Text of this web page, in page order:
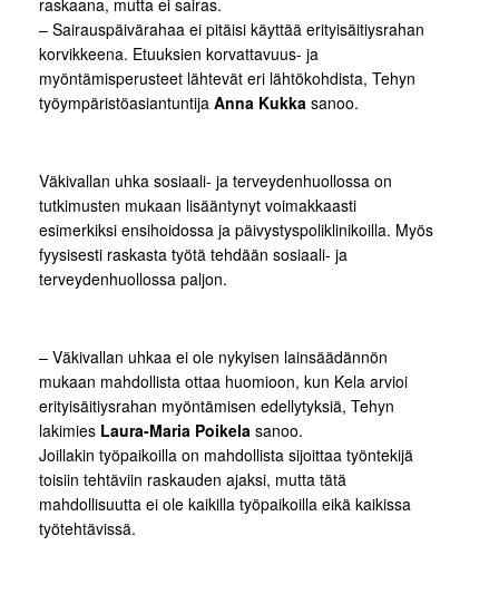
raskaana, mutta ei sairas.
– Sairauspäivärahaa ei pitäisi käyttää erityisäitiysrahan
korvikkeena. Etuuksien korvattavuus- ja
myöntämisperusteet lähtevät eri lähtökohdista, Tehyn
työympäristöasiantuntija Anna Kukka sanoo.
Väkivallan uhka sosiaali- ja terveydenhuollossa on
tutkimusten mukaan lisääntynyt voimakkaasti
esimerkiksi ensihoidossa ja päivystyspoliklinikoilla. Myös
fyysisesti raskasta työtä tehdään sosiaali- ja
terveydenhuollossa paljon.
– Väkivallan uhkaa ei ole nykyisen lainsäädännön
mukaan mahdollista ottaa huomioon, kun Kela arvioi
erityisäitiysrahan myöntämisen edellytyksiä, Tehyn
lakimies Laura-Maria Poikela sanoo.
Joillakin työpaikoilla on mahdollista sijoittaa työntekijä
toisiin tehtäviin raskauden ajaksi, mutta tätä
mahdollisuutta ei ole kaikilla työpaikoilla eikä kaikissa
työtehtävissä.